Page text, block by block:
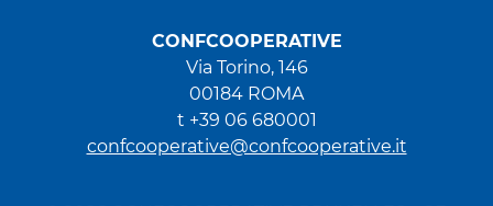
CONFCOOPERATIVE
Via Torino, 146
00184 ROMA
t +39 06 680001
confcooperative@confcooperative.it